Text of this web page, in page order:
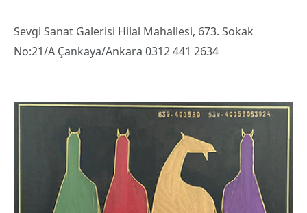
Sevgi Sanat Galerisi Hilal Mahallesi, 673. Sokak
No:21/A Çankaya/Ankara 0312 441 2634